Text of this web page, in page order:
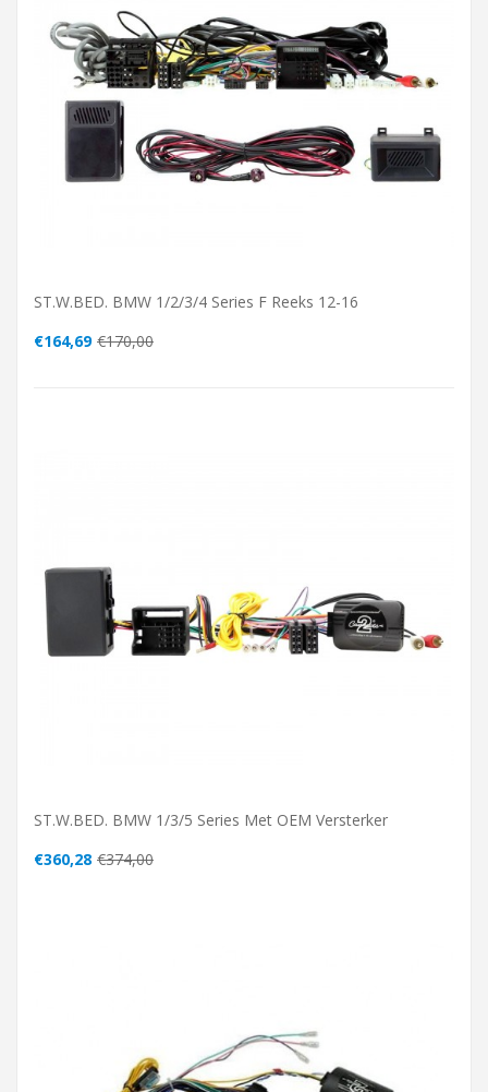
ST.W.BED. BMW 1/2/3/4 Series F Reeks 12-16
€164,69 €170,00
ST.W.BED. BMW 1/3/5 Series Met OEM Versterker
€360,28 €374,00